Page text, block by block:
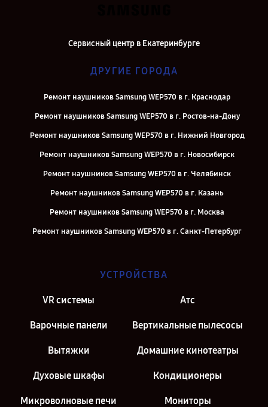
Сервисный центр в Екатеринбурге
ДРУГИЕ ГОРОДА
Ремонт наушников Samsung WEP570 в г. Краснодар
Ремонт наушников Samsung WEP570 в г. Ростов-на-Дону
Ремонт наушников Samsung WEP570 в г. Нижний Новгород
Ремонт наушников Samsung WEP570 в г. Новосибирск
Ремонт наушников Samsung WEP570 в г. Челябинск
Ремонт наушников Samsung WEP570 в г. Казань
Ремонт наушников Samsung WEP570 в г. Москва
Ремонт наушников Samsung WEP570 в г. Санкт-Петербург
УСТРОЙСТВА
VR системы Атс
Варочные панели Вертикальные пылесосы
Вытяжки Домашние кинотеатры
Духовые шкафы Кондиционеры
Микроволновые печи Мониторы